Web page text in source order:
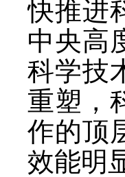
快推进
中央高
科学技
重塑，
作的顶
效能明